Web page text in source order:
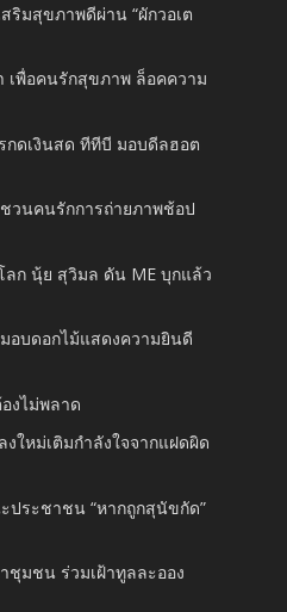
ริมสุขภาพดีผ่าน “ผักวอเต
เพื่อคนรักสุขภาพ ล็อคความ
กดเงินสด ทีทีบี มอบดีลฮอต
ชวนคนรักการถ่ายภาพช้อป
ก นุ้ย สุวิมล ดัน ME บุกแล้ว
มอบดอกไม้แสดงความยินดี
งไม่พลาด
ใหม่เติมกำลังใจจากแฝดผิด
ประชาชน “หากถูกสุนัขกัด”
มชน ร่วมเฝ้าทูลละออง